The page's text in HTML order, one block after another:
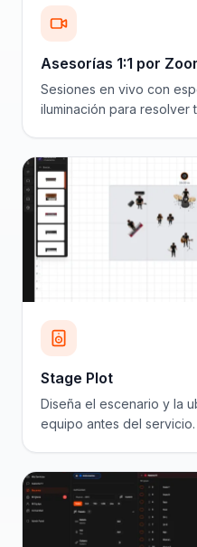
Asesorías 1:1 por
Sesiones en vivo con
iluminación para resolver
Stage Plot
Diseña el escenario y la
equipo antes del servicio.